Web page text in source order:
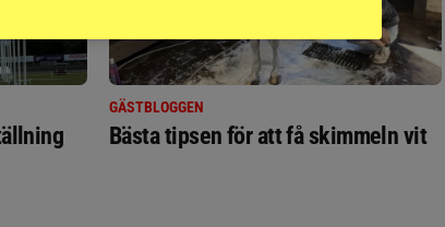
GÄSTBLOGGEN
Bästa tipsen för att få skimmeln vit